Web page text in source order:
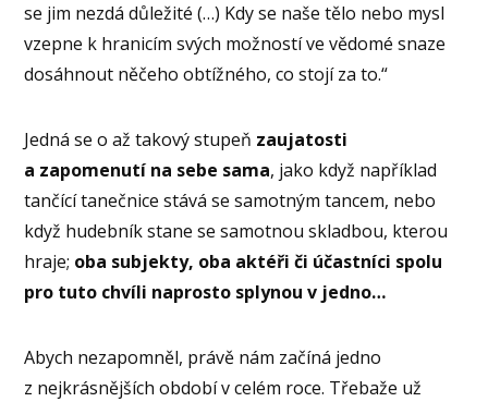
se jim nezdá důležité (…) Kdy se naše tělo nebo mysl
vzepne k hranicím svých možností ve vědomé snaze
dosáhnout něčeho obtížného, co stojí za to.“
Jedná se o až takový stupeň zaujatosti
a zapomenutí na sebe sama, jako když například
tančící tanečnice stává se samotným tancem, nebo
když hudebník stane se samotnou skladbou, kterou
hraje; oba subjekty, oba aktéři či účastníci spolu
pro tuto chvíli naprosto splynou v jedno…
Abych nezapomněl, právě nám začíná jedno
z nejkrásnějších období v celém roce. Třebaže už